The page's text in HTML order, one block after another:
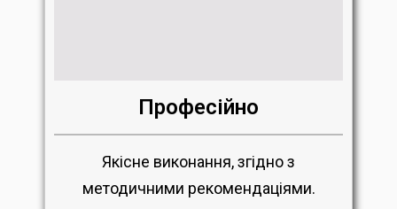
Професійно
Якісне виконання, згідно з
методичними рекомендаціями.